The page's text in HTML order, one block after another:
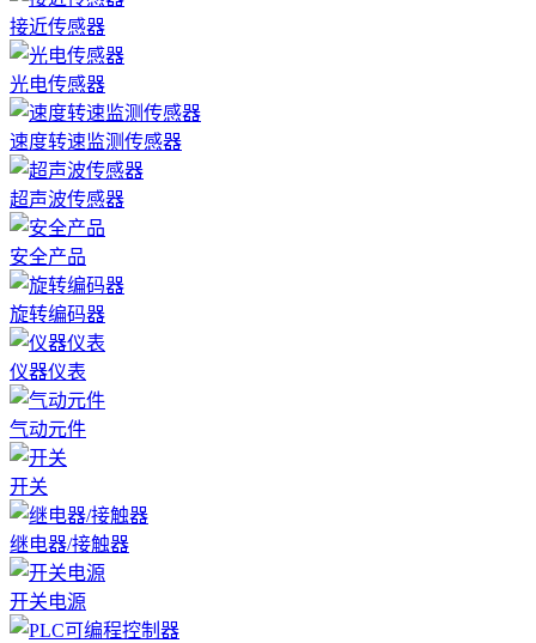
接近传感器
光电传感器
速度转速监测传感器
超声波传感器
安全产品
旋转编码器
仪器仪表
气动元件
开关
继电器/接触器
开关电源